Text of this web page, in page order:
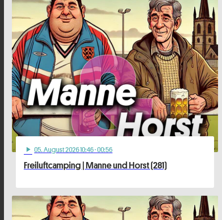
play_arrow 05. August 2026 10:46· 00:56
Freiluftcamping | Manne und Horst (281)